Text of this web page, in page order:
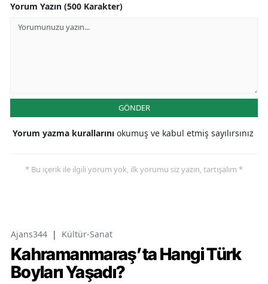
Yorum Yazın (500 Karakter)
GÖNDER
Yorum yazma kurallarını okumuş ve kabul etmiş sayılırsınız
* Bu içerik ile ilgili yorum yok, ilk yorumu siz yazın, tartışalım *
Ajans344 | Kültür-Sanat
Kahramanmaraş’ta Hangi Türk
Boyları Yaşadı?